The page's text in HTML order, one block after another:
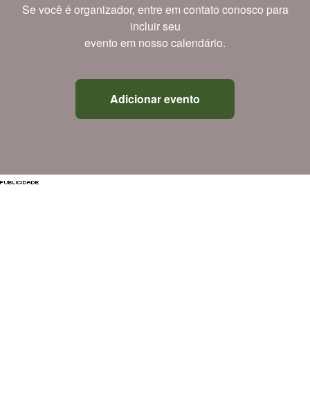
Se você é organizador, entre em contato conosco para
incluir seu
evento em nosso calendário.
Adicionar evento